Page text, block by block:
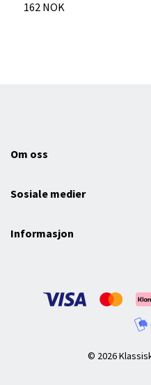
162 NOK
Om oss
Sosiale medier
Informasjon
© 2026